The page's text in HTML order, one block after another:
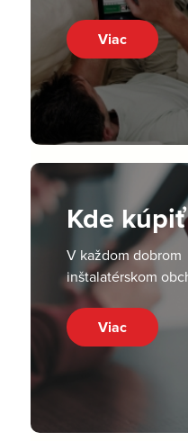
Viac
Kde
V každom dobrom
inštalatérskom
Viac